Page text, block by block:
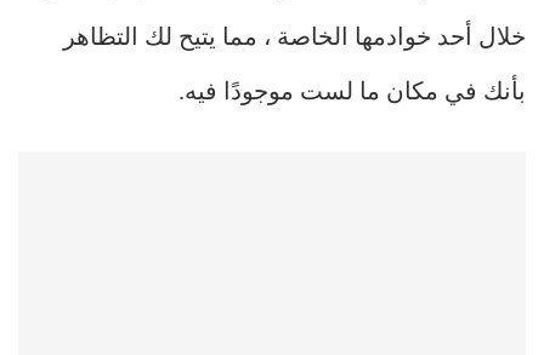
خلال أحد خوادمها الخاصة ، مما يتيح لك التظاهر
بأنك في مكان ما لست موجودًا فيه.